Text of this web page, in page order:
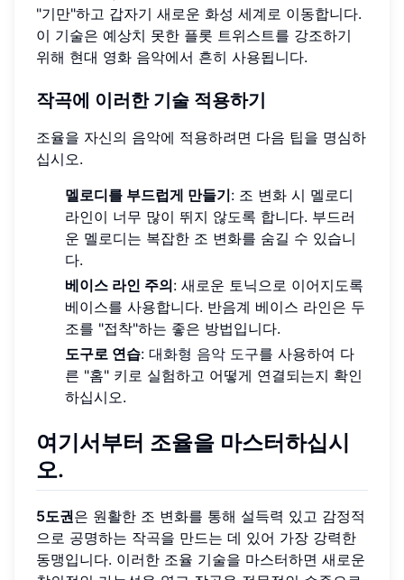
"기만"하고 갑자기 새로운 화성 세계로 이동합니다.
이 기술은 예상치 못한 플롯 트위스트를 강조하기
위해 현대 영화 음악에서 흔히 사용됩니다.
작곡에 이러한 기술 적용하기
조율을 자신의 음악에 적용하려면 다음 팁을 명심하
십시오.
멜로디를 부드럽게 만들기: 조 변화 시 멜로디
라인이 너무 많이 뛰지 않도록 합니다. 부드러
운 멜로디는 복잡한 조 변화를 숨길 수 있습니
다.
베이스 라인 주의: 새로운 토닉으로 이어지도록
베이스를 사용합니다. 반음계 베이스 라인은 두
조를 "접착"하는 좋은 방법입니다.
도구로 연습: 대화형 음악 도구를 사용하여 다
른 "홈" 키로 실험하고 어떻게 연결되는지 확인
하십시오.
여기서부터 조율을 마스터하십시
오.
5도권은 원활한 조 변화를 통해 설득력 있고 감정적
으로 공명하는 작곡을 만드는 데 있어 가장 강력한
동맹입니다. 이러한 조율 기술을 마스터하면 새로운